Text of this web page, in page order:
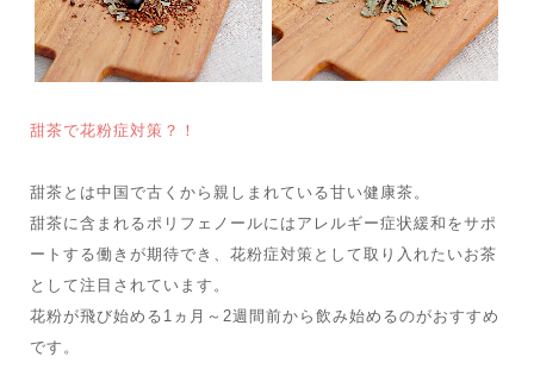
甜茶で花粉症対策？！
甜茶とは中国で古くから親しまれている甘い健康茶。
甜茶に含まれるポリフェノールにはアレルギー症状緩和をサポ
ートする働きが期待でき、花粉症対策として取り入れたいお茶
として注目されています。
花粉が飛び始める1ヵ月～2週間前から飲み始めるのがおすすめ
です。